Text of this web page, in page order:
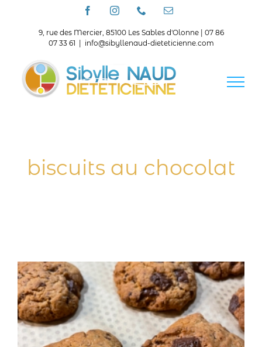
FacebookInstagramTéléphoneEmail
9, rue des Mercier, 85100 Les Sables d'Olonne | 07 86
07 33 61
info@sibyllenaud-dieteticienne.com
biscuits au chocolat